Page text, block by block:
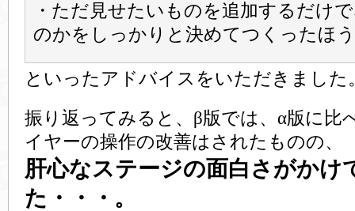
・ただ見せたいものを追加するだけ
のかをしっかりと決めてつくったほ
といったアドバイスをいただきました
振り返ってみると、β版では、α版に比
イヤーの操作の改善はされたものの、
肝心なステージの面白さがかけ
た・・・。